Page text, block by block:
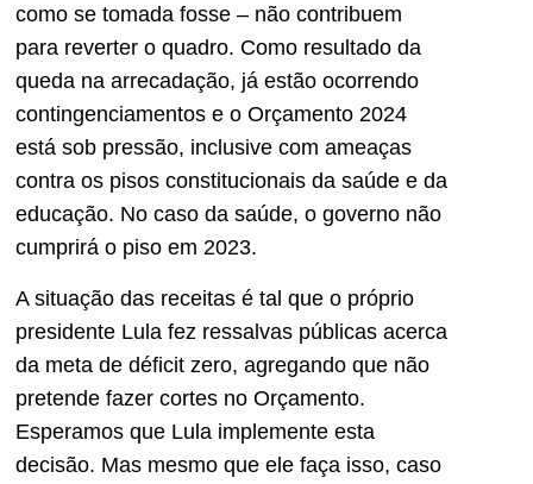
como se tomada fosse – não contribuem
para reverter o quadro. Como resultado da
queda na arrecadação, já estão ocorrendo
contingenciamentos e o Orçamento 2024
está sob pressão, inclusive com ameaças
contra os pisos constitucionais da saúde e da
educação. No caso da saúde, o governo não
cumprirá o piso em 2023.
A situação das receitas é tal que o próprio
presidente Lula fez ressalvas públicas acerca
da meta de déficit zero, agregando que não
pretende fazer cortes no Orçamento.
Esperamos que Lula implemente esta
decisão. Mas mesmo que ele faça isso, caso